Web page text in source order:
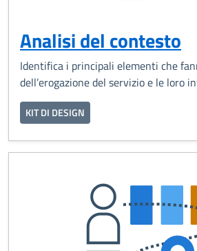
Analisi del contesto
Identifica i principali elementi che
dell’erogazione del servizio e le loro
KIT DI DESIGN